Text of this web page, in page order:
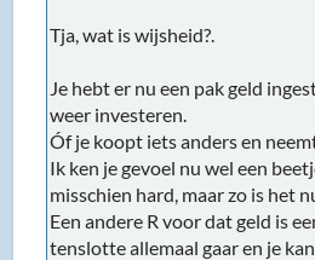
Tja, wat is wijsheid?.
Je hebt er nu een pak geld
weer investeren.
Óf je koopt iets anders en
Ik ken je gevoel nu wel een
misschien hard, maar zo is het
Een andere R voor dat geld is
tenslotte allemaal gaar en je